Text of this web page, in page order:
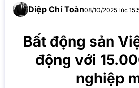
Diệp Chí Toàn08/10/2025 lúc
Bất động sản
động với
nghiệp